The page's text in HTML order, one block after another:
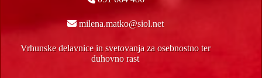
milena.matko@siol.net
Vrhunske delavnice in svetovanja za osebnostno ter
duhovno rast